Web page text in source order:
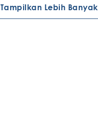
Tampilkan Lebih Banyak